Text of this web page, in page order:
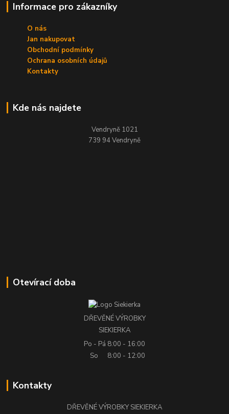
Informace pro zákazníky
O nás
Jan nakupovat
Obchodní podmínky
Ochrana osobních údajů
Kontakty
Kde nás najdete
Vendryně 1021
739 94 Vendryně
Otevírací doba
DŘEVĚNÉ VÝROBKY
SIEKIERKA
Po - Pá 8:00 - 16:00
So
8:00 - 12:00
Kontakty
DŘEVĚNÉ VÝROBKY SIEKIERKA